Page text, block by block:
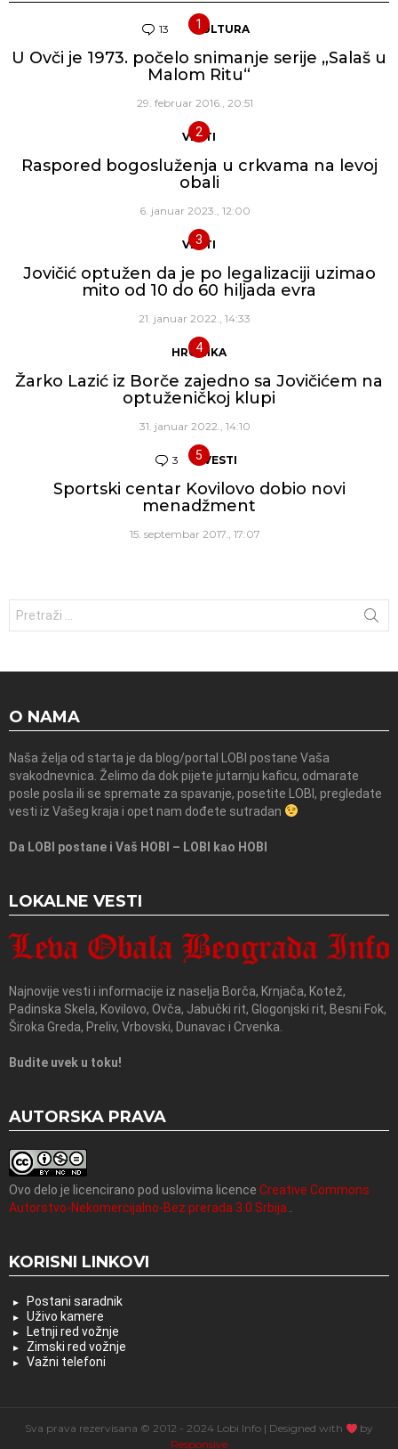
13 Komentara
KULTURA
U Ovči je 1973. počelo snimanje serije „Salaš u
Malom Ritu“
29. februar 2016., 20:51
VESTI
Raspored bogosluženja u crkvama na levoj
obali
6. januar 2023., 12:00
VESTI
Jovičić optužen da je po legalizaciji uzimao
mito od 10 do 60 hiljada evra
21. januar 2022., 14:33
HRONIKA
Žarko Lazić iz Borče zajedno sa Jovičićem na
optuženičkoj klupi
31. januar 2022., 14:10
3 Komentara
VESTI
Sportski centar Kovilovo dobio novi
menadžment
15. septembar 2017., 17:07
O NAMA
Naša želja od starta je da blog/portal LOBI postane Vaša
svakodnevnica. Želimo da dok pijete jutarnju kaficu, odmarate
posle posla ili se spremate za spavanje, posetite LOBI, pregledate
vesti iz Vašeg kraja i opet nam dođete sutradan
Da LOBI postane i Vaš HOBI – LOBI kao HOBI
LOKALNE VESTI
Najnovije vesti i informacije iz naselja Borča, Krnjača, Kotež,
Padinska Skela, Kovilovo, Ovča, Jabučki rit, Glogonjski rit, Besni Fok,
Široka Greda, Preliv, Vrbovski, Dunavac i Crvenka.
Budite uvek u toku!
AUTORSKA PRAVA
Ovo delo je licencirano pod uslovima licence Creative Commons
Autorstvo-Nekomercijalno-Bez prerada 3.0 Srbija..
KORISNI LINKOVI
Postani saradnik
Uživo kamere
Letnji red vožnje
Zimski red vožnje
Važni telefoni
Sva prava rezervisana © 2012 - 2024 Lobi Info | Designed with
by
Responsive